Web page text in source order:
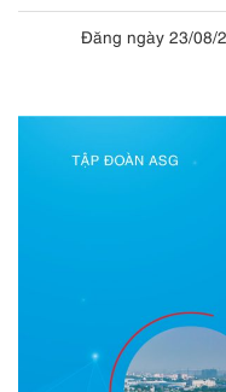
Đăng ngày 23/08/